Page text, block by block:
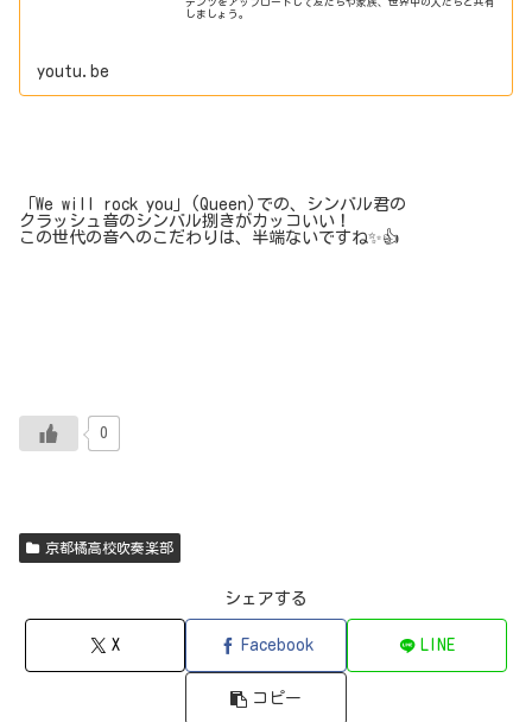
しましょう。
youtu.be
「We will rock you」(Queen)での、シンバル君の
クラッシュ音のシンバル捌きがカッコいい！
この世代の音へのこだわりは、半端ないですね✨👍
0
京都橘高校吹奏楽部
シェアする
X Facebook LINE
コピー